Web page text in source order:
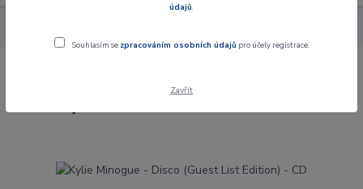
Kylie Minogue - Disco (Guest List
údajů.
Souhlasím se zpracováním osobních údajů pro účely registrace.
Zavřít